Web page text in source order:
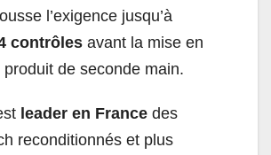
l’exigence jusqu’à
contrôles avant la mise en
produit de seconde main.
leader en France des
reconditionnés et plus